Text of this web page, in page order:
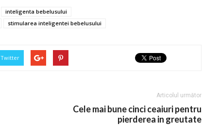
inteligenta bebelusului
stimularea inteligentei bebelusului
Twitter
Articolul următor
Cele mai bune cinci ceaiuri pentru
pierderea in greutate